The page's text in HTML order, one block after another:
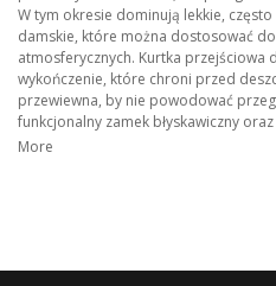
W tym okresie dominują lekkie,
damskie, które można dostosować
atmosferycznych. Kurtka
wykończenie, które chroni przed
przewiewna, by nie powodować
funkcjonalny zamek błyskawiczny
More